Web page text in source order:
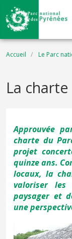
Aller au contenu
Fil d'Ariane
Accueil Le Parc
La charte
Approuvée
charte du
projet
quinze ans.
locaux, la
valoriser
paysager et
une